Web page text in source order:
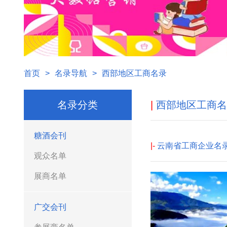
首页 > 名录导航 > 西部地区工商名录
名录分类
糖酒会刊
观众名单
展商名单
广交会刊
西部地区工商
|- 云南省工商企业名